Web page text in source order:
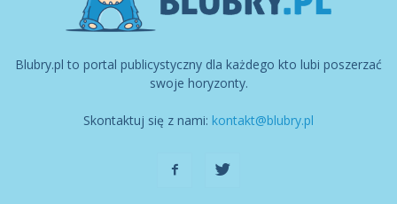
Blubry.pl to portal publicystyczny dla każdego kto lubi poszerzać
swoje horyzonty.
Skontaktuj się z nami: kontakt@blubry.pl